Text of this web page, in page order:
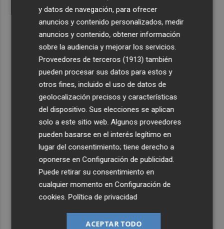
y datos de navegación, para ofrecer
anuncios y contenido personalizados, medir
anuncios y contenido, obtener información
sobre la audiencia y mejorar los servicios.
Proveedores de terceros (1913) también
pueden procesar sus datos para estos y
otros fines, incluido el uso de datos de
geolocalización precisos y características
del dispositivo. Sus elecciones se aplican
solo a este sitio web. Algunos proveedores
pueden basarse en el interés legítimo en
lugar del consentimiento; tiene derecho a
oponerse enConfiguración de publicidad
Puede retirar su consentimiento en
cualquier momento enConfiguración de
cookies .Política de privacidad
ACEPTAR TODO